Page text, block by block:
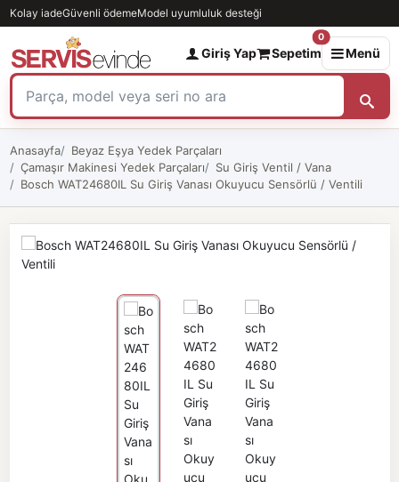
Kolay iadeGüvenli ödemeModel uyumluluk desteği
Giriş Yap Sepetim
0
Menü
Anasayfa
Beyaz Eşya Yedek Parçaları
Çamaşır Makinesi Yedek Parçaları
Su Giriş Ventil / Vana
Bosch WAT24680IL Su Giriş Vanası Okuyucu Sensörlü / Ventili